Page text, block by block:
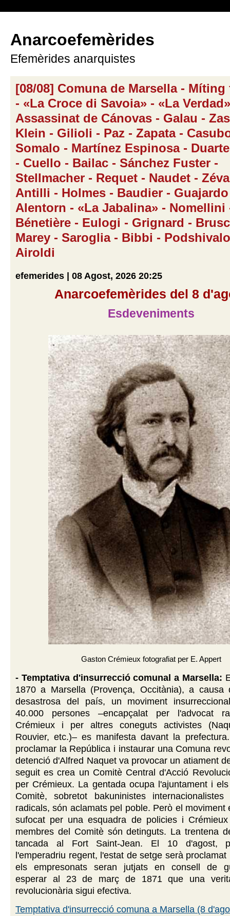
Anarcoefemèrides
Efemèrides anarquistes
[08/08] Comuna de Marsella -
- «La Croce di Savoia» - «La
Assassinat de Cánovas - Galau -
Klein - Gilioli - Paz - Zapata -
Somalo - Martínez Espinosa -
- Cuello - Bailac - Sánchez Fuster -
Stellmacher - Requet - Naudet -
Antilli - Holmes - Baudier -
Alentorn - «La Jabalina» - Nomellini
Bénetière - Eulogi - Grignard -
Marey - Saroglia - Bibbi -
Airoldi
efemerides | 08 Agost, 2026 20:25
Anarcoefemèrides del 8
Esdeveniments
Gaston Crémieux fotografiat per E. Appert
- Temptativa d'insurrecció comunal a Marsella:
1870 a Marsella (Provença, Occitània), a causa
desastrosa del país, un moviment
40.000 persones –encapçalat per l'advocat
Crémieux i per altres coneguts activistes
Rouvier, etc.)– es manifesta davant la
proclamar la República i instaurar una Comuna
detenció d'Alfred Naquet va provocar un atiament
seguit es crea un Comitè Central d'Acció
per Crémieux. La gentada ocupa l'ajuntament i
Comitè, sobretot bakuninistes
radicals, són aclamats pel poble. Però el moviment
sufocat per una esquadra de policies i
membres del Comitè són detinguts. La trentena
tancada al Fort Saint-Jean. El 10 d'agost,
l'emperadriu regent, l'estat de setge serà
els empresonats seran jutjats en consell de
esperar al 23 de març de 1871 que una
revolucionària sigui efectiva.
Temptativa d'insurrecció comuna a Marsella (8